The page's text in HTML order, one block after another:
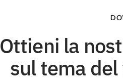
Ottieni la
sul tema